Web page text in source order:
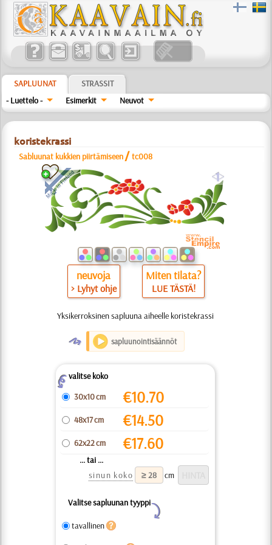
SAPLUUNAT
STRASSIT
- Luettelo -
Esimerkit Neuvot
koristekrassi
Sabluunat kukkien piirtämiseen /tc008
a
neuvoja
> Lyhyt ohje
Miten tilata?
LUE TÄSTÄ!
Yksikerroksinen sapluuna aiheelle koristekrassi
O sapluunointisäännöt
Zvalitse koko
30x10 cm
€10.70
48x17 cm €14.50
62x22 cm €17.60
... tai ...
sinun koko
cm
Valitse sapluunan tyyppi
Y
tavallinen